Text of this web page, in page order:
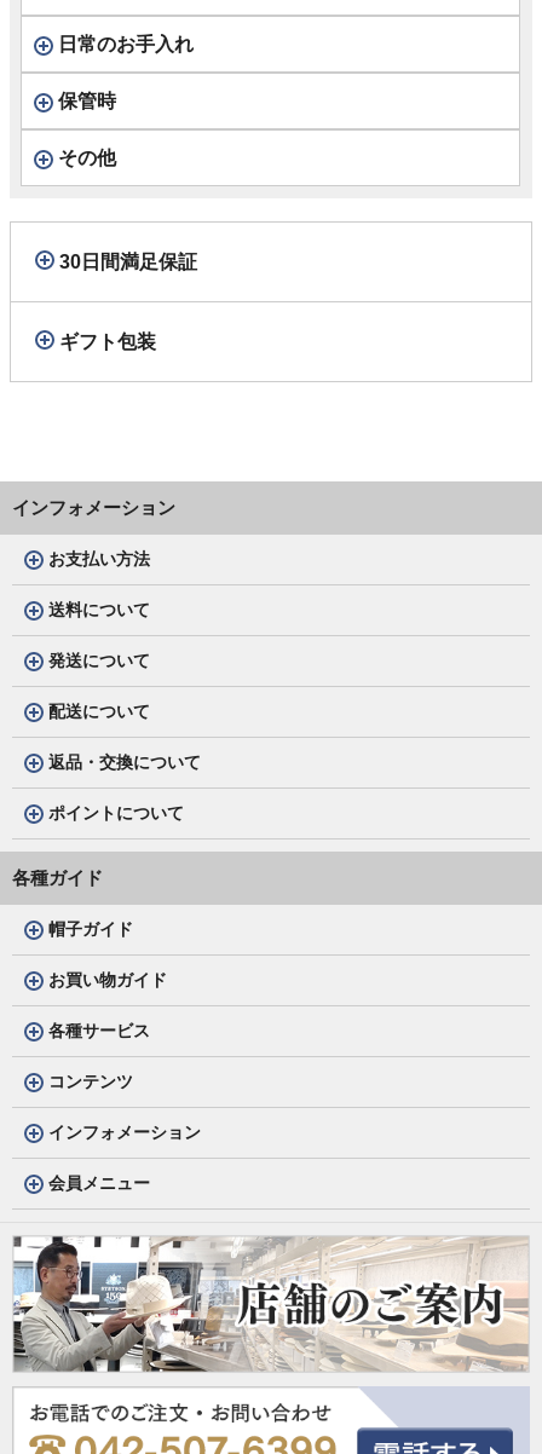
日常のお手入れ
保管時
その他
30日間満足保証
ギフト包装
インフォメーション
お支払い方法
送料について
発送について
配送について
返品・交換について
ポイントについて
各種ガイド
帽子ガイド
お買い物ガイド
各種サービス
コンテンツ
インフォメーション
会員メニュー